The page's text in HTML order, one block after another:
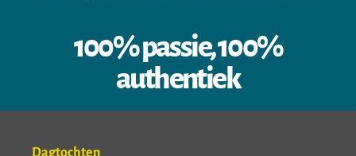
100% passie, 100%
authentiek
Dagtochten